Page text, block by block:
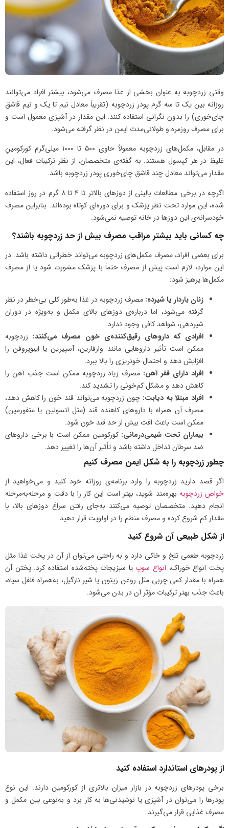
وقتی زردچوبه به عنوان بخشی از غذا مصرف می‌شود، بیشتر افراد می‌توانند
روزانه بین یک تا سه گرم پودر زردچوبه (تقریباً معادل نیم تا یک و نیم قاشق
چای‌خوری) را بدون نگرانی استفاده کنند. این مقدار در آشپزی معمول است و
برای مصرف روزمره و طولانی‌مدت ایمن در نظر گرفته می‌شود.
در مقابل، مکمل‌های زردچوبه معمولاً حاوی ۵۰۰ تا ۱۰۰۰ میلی‌گرم کورکومینِ
غلیظ در هر کپسول هستند. به گفته‌ی متخصصان، از نظر ترکیبات فعال، این
مقدار می‌تواند معادل چند قاشق چای‌خوری پودر زردچوبه باشد.
اگرچه در برخی مطالعات بالینی از دوزهای بالاتر تا ۴ تا ۸ گرم در روز استفاده
شده، این موارد تحت نظر پزشک و برای دوره‌ای کوتاه بوده‌اند. بنابراین مصرف
خودسرانه‌ی این دوزها در خانه توصیه نمی‌شود.
چه کسانی باید بیشتر مراقب مصرف بیش از حد زردچوبه باشند؟
برای بعضی افراد، مصرف مکمل‌های زردچوبه می‌تواند خطراتی داشته باشد. در
این موارد، لازم است پیش از مصرف حتماً با پزشک مشورت شود یا از مصرف
مکمل‌ها پرهیز شود:
زنان باردار یا شیرده: مصرف زردچوبه در غذا به‌طور کلی بی‌خطر در نظر
گرفته می‌شود، اما درباره‌ی دوزهای بالای مکمل و به‌ویژه در دوران
شیردهی، شواهد کافی وجود ندارد.
افرادی که داروهای رقیق‌کننده‌ی خون مصرف می‌کنند: زردچوبه
ممکن است تأثیر داروهایی مانند وارفارین، آسپیرین یا ایبوپروفن را
افزایش دهد و احتمال خونریزی را بالا ببرد.
افراد دارای فقر آهن: مصرف زیاد زردچوبه ممکن است جذب آهن را
کاهش دهد و مشکل کم‌خونی را تشدید کند.
افراد مبتلا به دیابت: چون زردچوبه می‌تواند قند خون را کاهش دهد،
مصرف آن همراه با داروهای کاهنده قند (مثل انسولین یا متفورمین)
ممکن است باعث افت بیش از حد قند خون شود.
بیماران تحت شیمی‌درمانی: کورکومین ممکن است با برخی داروهای
ضد سرطان تداخل داشته باشد و تأثیر آن‌ها را تغییر دهد.
چطور زردچوبه را به شکل ایمن مصرف کنیم
اگر قصد دارید زردچوبه را وارد برنامه‌ی روزانه‌ خود کنید و می‌خواهید از
خواص زردچوبه بهره‌مند شوید، بهتر است این کار را با دقت و مرحله‌به‌مرحله
انجام دهید. متخصصان توصیه می‌کنند به‌جای رفتن سراغ دوزهای بالا، با
مقدار کم شروع کرده و مصرف منظم را در اولویت قرار دهید.
از شکل طبیعی آن شروع کنید
زردچوبه طعمی تلخ و خاکی دارد و به راحتی می‌توان از آن در پخت غذا مثل
پخت انواع خوراک، انواع سوپ یا سبزیجات پخته‌شده استفاده کرد. پختن آن
همراه با مقدار کمی چربی مثل روغن زیتون یا شیر نارگیل، به‌همراه فلفل سیاه،
باعث جذب بهتر ترکیبات مؤثر آن در بدن می‌شود.
از پودرهای استاندارد استفاده کنید
برخی پودرهای زردچوبه در بازار میزان بالاتری از کورکومین دارند. این نوع
پودرها را می‌توان در آشپزی یا نوشیدنی‌ها به کار برد و به‌نوعی بین مکمل و
مصرف غذایی قرار می‌گیرند.